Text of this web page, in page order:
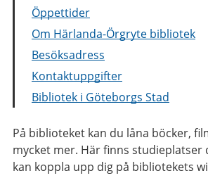
Öppettider
Om Härlanda-Örgryte bibliotek
Besöksadress
Kontaktuppgifter
Bibliotek i Göteborgs Stad
På biblioteket kan du låna böcker,
mycket mer. Här finns studieplatser
kan koppla upp dig på bibliotekets